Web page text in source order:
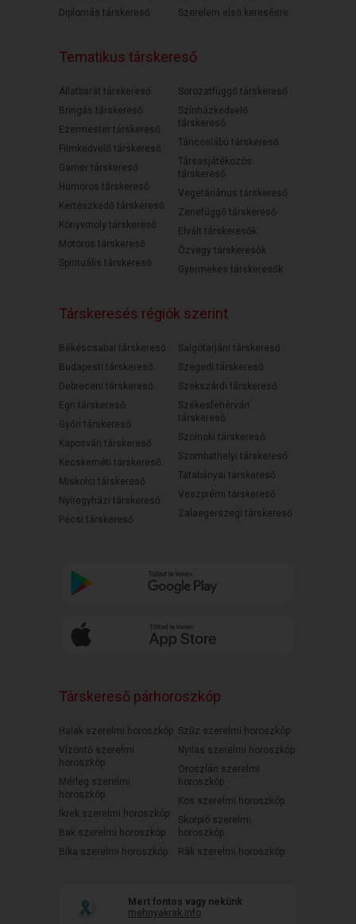
Diplomás társkereső
Szerelem első keresésre
Tematikus társkereső
Állatbarát társkereső
Bringás társkereső
Ezermester társkereső
Filmkedvelő társkereső
Gamer társkereső
Humoros társkereső
Kertészkedő társkereső
Könyvmoly társkereső
Motoros társkereső
Spirituális társkereső
Sorozatfüggő társkereső
Színházkedvelő
társkereső
Táncoslábú társkereső
Társasjátékozós
társkereső
Vegetáriánus társkereső
Zenefüggő társkereső
Elvált társkeresők
Özvegy társkeresők
Gyermekes társkeresők
Társkeresés régiók szerint
Békéscsabai társkereső
Budapesti társkereső
Debreceni társkereső
Egri társkereső
Győri társkereső
Kaposvári társkereső
Kecskeméti társkereső
Miskolci társkereső
Nyíregyházi társkereső
Pécsi társkereső
Salgótarjáni társkereső
Szegedi társkereső
Szekszárdi társkereső
Székesfehérvári
társkereső
Szolnoki társkereső
Szombathelyi társkereső
Tatabányai társkereső
Veszprémi társkereső
Zalaegerszegi társkereső
Társkereső párhoroszkóp
Halak szerelmi horoszkóp
Vízöntő szerelmi
horoszkóp
Mérleg szerelmi
horoszkóp
Ikrek szerelmi horoszkóp
Bak szerelmi horoszkóp
Bika szerelmi horoszkóp
Szűz szerelmi horoszkóp
Nyilas szerelmi horoszkóp
Oroszlán szerelmi
horoszkóp
Kos szerelmi horoszkóp
Skorpió szerelmi
horoszkóp
Rák szerelmi horoszkóp
Mert fontos vagy nekünk
mehnyakrak.info